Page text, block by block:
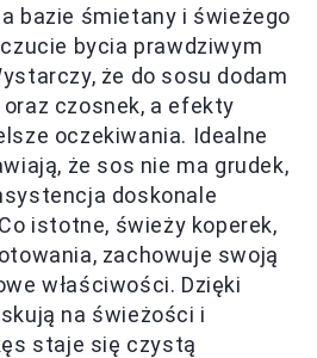
bazie śmietany i świeżego
bycia prawdziwym
że do sosu dodam
czosnek, a efekty
oczekiwania. Idealne
że sos nie ma grudek,
doskonale
istotne, świeży koperek,
zachowuje swoją
właściwości. Dzięki
na świeżości i
staje się czystą